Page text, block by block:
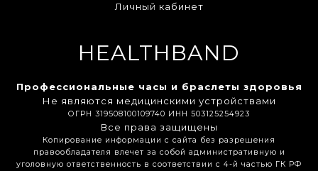
HEALTHBAND
Профессиональные часы и браслеты здоровья
Не являются медицинскими устройствами
ОГРН 319508100109740 ИНН 503125254923
Все права защищены
Копирование информации с сайта без разрешения
правообладателя влечет за собой административную и
уголовную ответственность в соответствии с 4-й частью ГК РФ
Личный кабинет